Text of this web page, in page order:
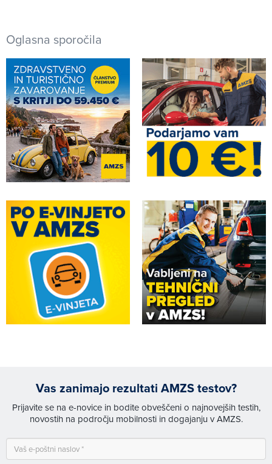
Oglasna sporočila
Vas zanimajo rezultati AMZS testov?
Prijavite se na e-novice in bodite obveščeni o najnovejših testih,
novostih na področju mobilnosti in dogajanju v AMZS.